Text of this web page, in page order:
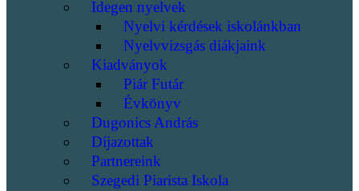
Idegen nyelvek
Nyelvi kérdések iskolánkban
Nyelvvizsgás diákjaink
Kiadványok
Piár Futár
Évkönyv
Dugonics András
Díjazottak
Partnereink
Szegedi Piarista Iskola